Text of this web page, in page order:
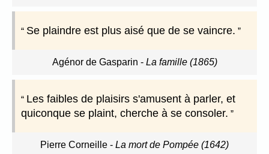
Se plaindre est plus aisé que de se vaincre.
Agénor de Gasparin - La famille (1865)
Les faibles de plaisirs s'amusent à parler, et
quiconque se plaint, cherche à se consoler.
Pierre Corneille - La mort de Pompée (1642)